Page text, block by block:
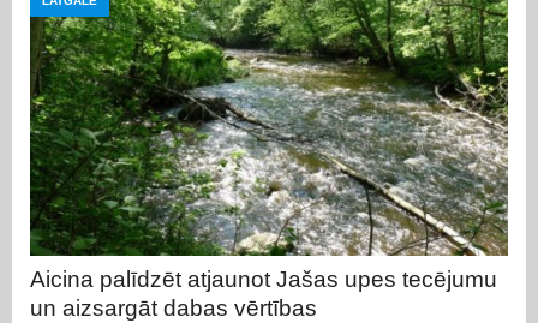
Aicina palīdzēt atjaunot Jašas upes tecējumu
un aizsargāt dabas vērtības